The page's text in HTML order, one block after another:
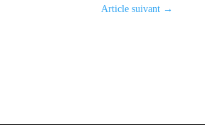
Article suivant →